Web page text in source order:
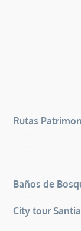
Rutas
Baños de
City tour